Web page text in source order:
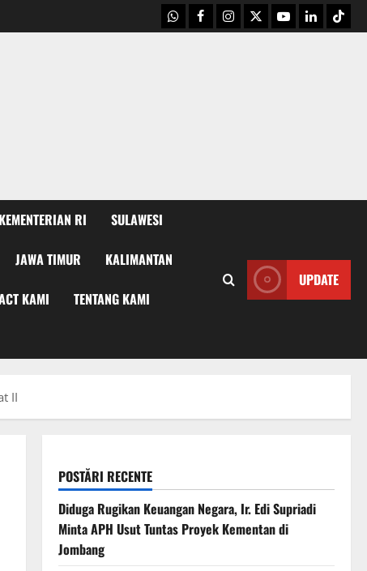
WhatsApp
Facebook
Instagram
X Youtubelinkedin
KEMENTERIAN RI SULAWESI
JAWA TIMUR KALIMANTAN
KAMI TENTANG KAMI
UPDATE
II
POSTĂRI RECENTE
Diduga Rugikan Keuangan Negara, Ir. Edi Supriadi
Minta APH Usut Tuntas Proyek Kementan di
Jombang